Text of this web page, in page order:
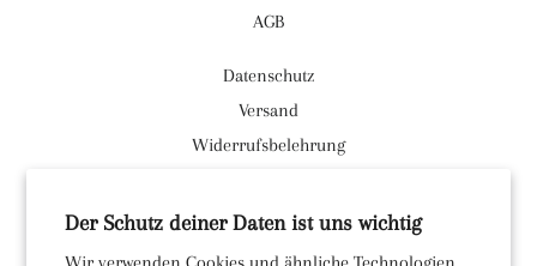
Der Schutz deiner Daten ist uns wichtig
AGB
Datenschutz
Versand
Widerrufsbelehrung
Instagram